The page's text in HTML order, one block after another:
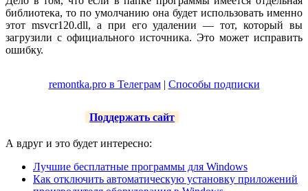
библиотека, то по умолчанию она будет использовать именно
этот msvcr120.dll, а при его удалении — тот, который вы
загрузили с официального источника. Это может исправить
ошибку.
remontka.pro в Телеграм| Способы подписки
Поддержать сайт
А вдруг и это будет интересно:
Лучшие бесплатные программы для Windows
Как отключить автоматическую установку приложений